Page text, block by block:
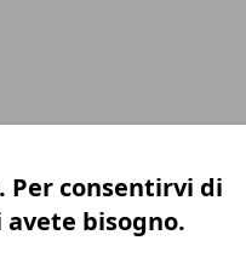
Per consentirvi di
bisogno.